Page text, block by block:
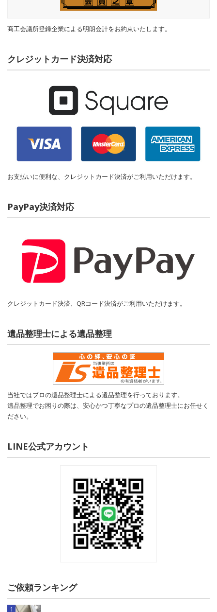
商工会議所登録企業による明朗会計をお約束いたします。
クレジットカード決済対応
お支払いに便利な、クレジットカード決済がご利用いただけます。
PayPay決済対応
クレジットカード決済、QRコード決済がご利用いただけます。
遺品整理士による遺品整理
当社ではプロの遺品整理士による遺品整理を行っております。
遺品整理でお困りの際は、安心かつ丁寧なプロの遺品整理士にお任せく
ださい。
LINE公式アカウント
ご依頼ランキング